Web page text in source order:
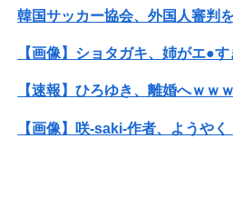
【画像】どのくノ一を快楽責め
【画像】ショタガキ、姉がエ●
【速報】ひろゆき、離婚へｗｗｗ